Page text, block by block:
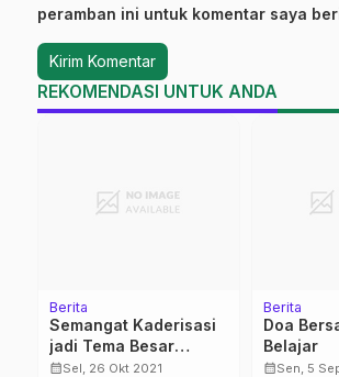
peramban ini untuk komentar saya
REKOMENDASI UNTUK ANDA
Berita
Semangat Kaderisasi
jadi Tema Besar
Pelantikan IPNU IPPNU
calendar_monthSel, 26 Okt 2021
Berita
Doa
Belajar
calendar_monthSen, 5